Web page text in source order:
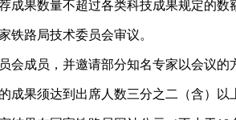
果数量不超过各类科技成果规定的数
铁路局技术委员会审议。
成员，并邀请部分知名专家以会议的
果须达到出席人数三分之二（含）以